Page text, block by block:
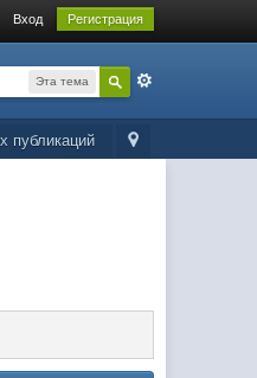
Вход Регистрация
Эта тема
публикаций